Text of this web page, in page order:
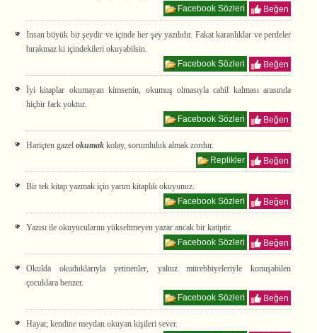
Facebook Sözleri
Beğen
İnsan büyük bir şeydir ve içinde her şey yazılıdır. Fakat karanlıklar ve perdeler
bırakmaz ki içindekileri okuyabilsin.
Facebook Sözleri
Beğen
İyi kitaplar okumayan kimsenin, okumuş olmasıyla cahil kalması arasında
hiçbir fark yoktur.
Facebook Sözleri
Beğen
Hariçten gazel okumak kolay, sorumluluk almak zordur.
Replikler
Beğen
Bir tek kitap yazmak için yarım kitaplık okuyunuz.
Facebook Sözleri
Beğen
Yazısı ile okuyucularını yükseltmeyen yazar ancak bir katiptir.
Facebook Sözleri
Beğen
Okulda okuduklarıyla yetinenler, yalnız mürebbiyeleriyle konuşabilen
çocuklara benzer.
Facebook Sözleri
Beğen
Hayat; kendine meydan okuyan kişileri sever.